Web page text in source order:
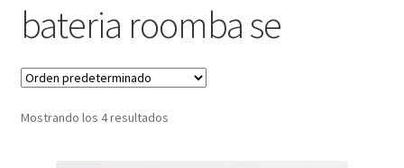
Contacto
Enova Bateria para Roomba
bateria roomba se
Mostrando los 4 resultados